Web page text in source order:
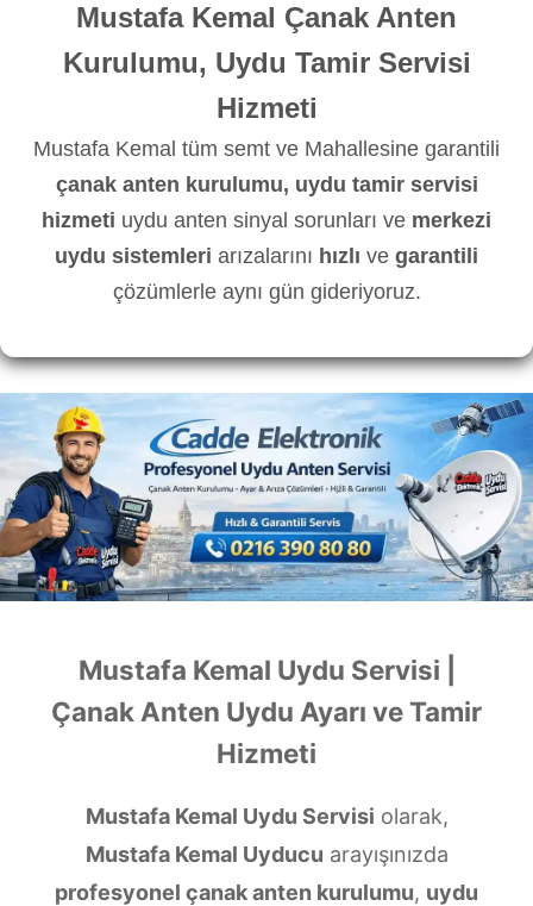
Mustafa Kemal Çanak Anten
Kurulumu, Uydu Tamir Servisi
Hizmeti
Mustafa Kemal tüm semt ve Mahallesine garantili
çanak anten kurulumu, uydu tamir servisi
hizmeti uydu anten sinyal sorunları ve merkezi
uydu sistemleri arızalarını hızlı ve garantili
çözümlerle aynı gün gideriyoruz.
Mustafa Kemal Uydu Servisi |
Çanak Anten Uydu Ayarı ve Tamir
Hizmeti
Mustafa Kemal Uydu Servisi olarak,
Mustafa Kemal Uyducu arayışınızda
profesyonel çanak anten kurulumu, uydu